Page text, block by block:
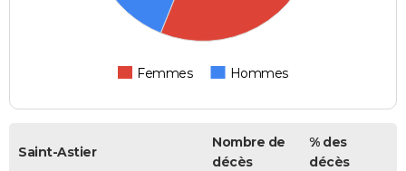
Femmes Hommes
Saint-Astier
Nombre de
décès
% des
décès